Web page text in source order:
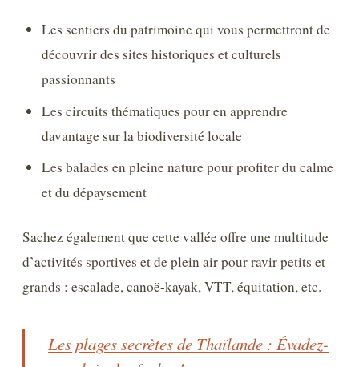
Les sentiers du patrimoine qui vous permettront de
découvrir des sites historiques et culturels
passionnants
Les circuits thématiques pour en apprendre
davantage sur la biodiversité locale
Les balades en pleine nature pour profiter du calme
et du dépaysement
Sachez également que cette vallée offre une multitude
d’activités sportives et de plein air pour ravir petits et
grands : escalade, canoë-kayak, VTT, équitation, etc.
Les plages secrètes de Thaïlande : Évadez-